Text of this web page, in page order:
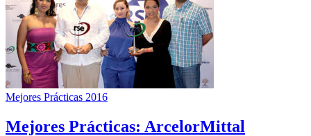
Mejores Prácticas 2016
Mejores Prácticas: ArcelorMittal